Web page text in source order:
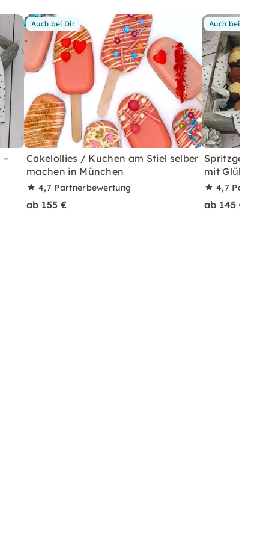
–
Auch bei Dir
Cakelollies / Kuchen am Stiel selber
machen in München
4,7 Partnerbewertung
ab 155 €
Auch bei Dir
mit
4,7
ab 145 €